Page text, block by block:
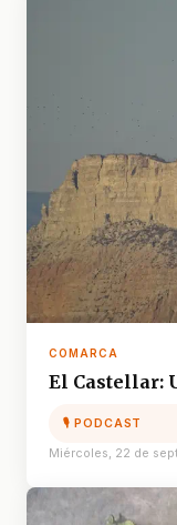
COMARCA
El Castellar:
🎙 PODCAST
Miércoles, 22 de